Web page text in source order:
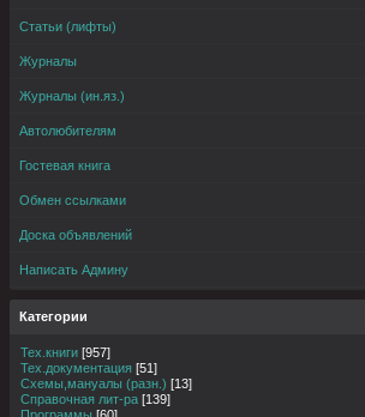
Статьи (лифты)
Журналы
Журналы (ин.яз.)
Автолюбителям
Гостевая книга
Обмен ссылками
Доска объявлений
Написать Админу
Категории
Тех.книги [957]
Тех.документация [51]
Схемы,мануалы (разн.) [13]
Справочная лит-ра [139]